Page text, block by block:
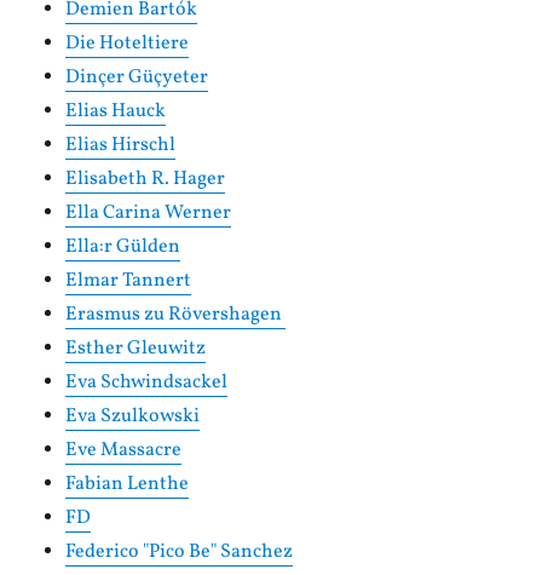
Demien Bartók
Die Hoteltiere
Dinçer Güçyeter
Elias Hauck
Elias Hirschl
Elisabeth R. Hager
Ella Carina Werner
Ella:r Gülden
Elmar Tannert
Erasmus zu Rövershagen
Esther Gleuwitz
Eva Schwindsackel
Eva Szulkowski
Eve Massacre
Fabian Lenthe
FD
Federico "Pico Be" Sanchez